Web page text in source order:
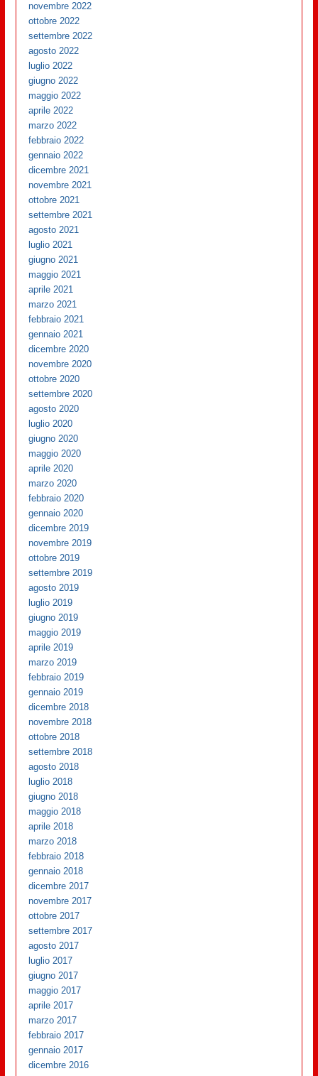
novembre 2022
ottobre 2022
settembre 2022
agosto 2022
luglio 2022
giugno 2022
maggio 2022
aprile 2022
marzo 2022
febbraio 2022
gennaio 2022
dicembre 2021
novembre 2021
ottobre 2021
settembre 2021
agosto 2021
luglio 2021
giugno 2021
maggio 2021
aprile 2021
marzo 2021
febbraio 2021
gennaio 2021
dicembre 2020
novembre 2020
ottobre 2020
settembre 2020
agosto 2020
luglio 2020
giugno 2020
maggio 2020
aprile 2020
marzo 2020
febbraio 2020
gennaio 2020
dicembre 2019
novembre 2019
ottobre 2019
settembre 2019
agosto 2019
luglio 2019
giugno 2019
maggio 2019
aprile 2019
marzo 2019
febbraio 2019
gennaio 2019
dicembre 2018
novembre 2018
ottobre 2018
settembre 2018
agosto 2018
luglio 2018
giugno 2018
maggio 2018
aprile 2018
marzo 2018
febbraio 2018
gennaio 2018
dicembre 2017
novembre 2017
ottobre 2017
settembre 2017
agosto 2017
luglio 2017
giugno 2017
maggio 2017
aprile 2017
marzo 2017
febbraio 2017
gennaio 2017
dicembre 2016